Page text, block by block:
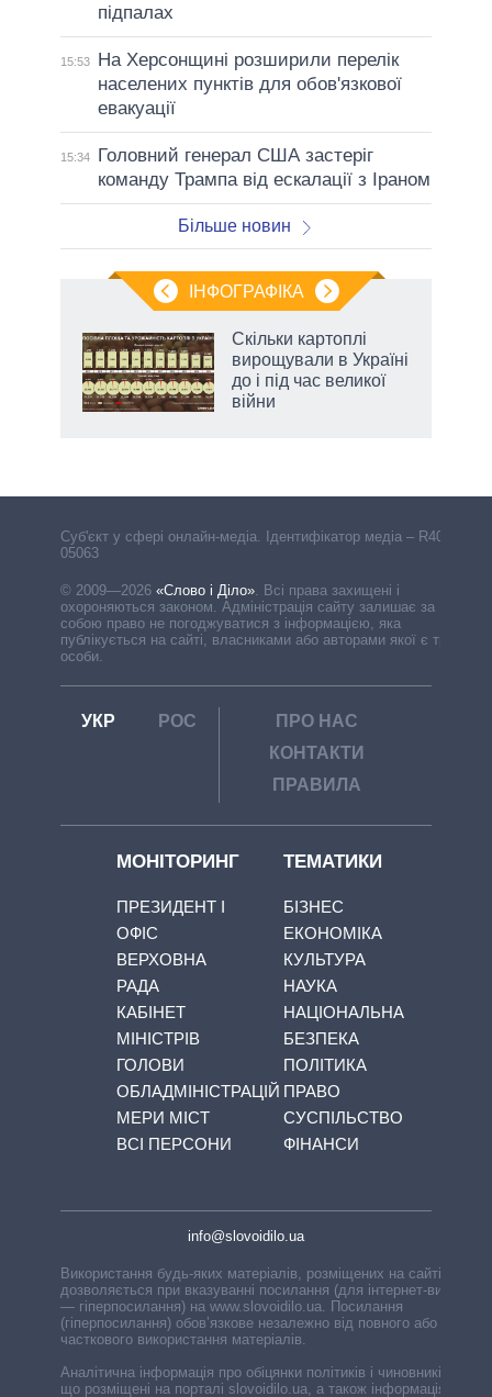
підпалах
15:53
На Херсонщині розширили перелік
населених пунктів для обов'язкової
евакуації
15:34
Головний генерал США застеріг
команду Трампа від ескалації з Іраном
Більше новин
ІНФОГРАФІКА
Скільки картоплі
вирощували в Україні
до і під час великої
війни
Cуб'єкт у сфері онлайн-медіа. Ідентифікатор медіа – R40-
05063
© 2009—2026 «Слово і Діло»
Всі права захищені і
охороняються законом. Адміністрація сайту залишає за
собою право не погоджуватися з інформацією, яка
публікується на сайті, власниками або авторами якої є треті
особи.
УКР РОС
ПРО НАС
КОНТАКТИ
ПРАВИЛА
МОНІТОРИНГ
ПРЕЗИДЕНТ І
ОФІС
ВЕРХОВНА
РАДА
КАБІНЕТ
МІНІСТРІВ
ГОЛОВИ
ОБЛАДМІНІСТРАЦІЙ
МЕРИ МІСТ
ВСІ ПЕРСОНИ
ТЕМАТИКИ
БІЗНЕС
ЕКОНОМІКА
КУЛЬТУРА
НАУКА
НАЦІОНАЛЬНА
БЕЗПЕКА
ПОЛІТИКА
ПРАВО
СУСПІЛЬСТВО
ФІНАНСИ
info@slovoidilo.ua
Використання будь-яких матеріалів, розміщених на сайті,
дозволяється при вказуванні посилання (для інтернет-видань
— гіперпосилання) на www.slovoidilo.ua. Посилання
(гіперпосилання) обов’язкове незалежно від повного або
часткового використання матеріалів.
Аналітична інформація про обіцянки політиків і чиновників,
що розміщені на порталі slovoidilo.ua, а також інформація про